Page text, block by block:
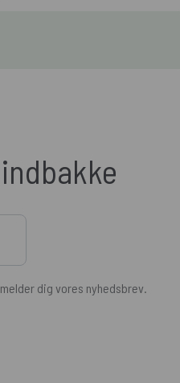
dig vores nyhedsbrev.